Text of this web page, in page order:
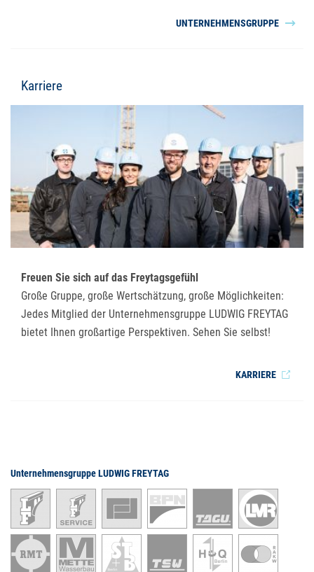
UNTERNEHMENSGRUPPE
Karriere
Freuen Sie sich auf das Freytagsgefühl
Große Gruppe, große Wertschätzung, große Möglichkeiten:
Jedes Mitglied der Unternehmensgruppe LUDWIG FREYTAG
bietet Ihnen großartige Perspektiven. Sehen Sie selbst!
KARRIERE
Unternehmensgruppe LUDWIG FREYTAG